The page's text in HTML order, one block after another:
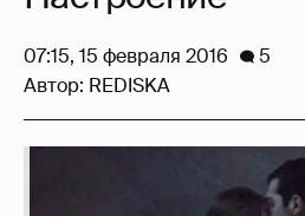
07:15, 15 февраля 2016
5
Автор: REDISKA